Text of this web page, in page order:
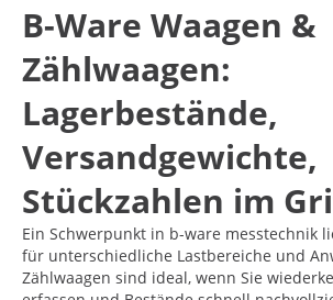
B-Ware Waagen &
Zählwaagen:
Lagerbestände,
Versandgewichte,
Stückzahlen im
Ein Schwerpunkt in b-ware messtechnik
für unterschiedliche Lastbereiche und
Zählwaagen sind ideal, wenn Sie